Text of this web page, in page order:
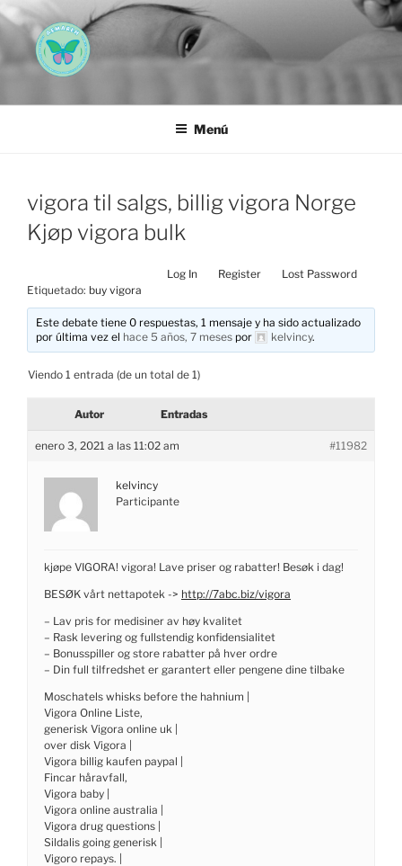
Saltar
al
contenido
AEMAREH
Menú
vigora til salgs, billig vigora Norge
Kjøp vigora bulk
Log In Register
Lost Password
Etiquetado: buy vigora
Este debate tiene 0 respuestas, 1 mensaje y ha sido actualizado
por última vez el hace 5 años, 7 meses por kelvincy.
Viendo 1 entrada (de un total de 1)
Autor Entradas
enero 3, 2021 a las 11:02 am #11982
kelvincy
Participante
kjøpe VIGORA! vigora! Lave priser og rabatter! Besøk i dag!
BESØK vårt nettapotek -> http://7abc.biz/vigora
– Lav pris for medisiner av høy kvalitet
– Rask levering og fullstendig konfidensialitet
– Bonusspiller og store rabatter på hver ordre
– Din full tilfredshet er garantert eller pengene dine tilbake
Moschatels whisks before the hahnium |
Vigora Online Liste,
generisk Vigora online uk |
over disk Vigora |
Vigora billig kaufen paypal |
Fincar håravfall,
Vigora baby |
Vigora online australia |
Vigora drug questions |
Sildalis going generisk |
Vigoro repays. |